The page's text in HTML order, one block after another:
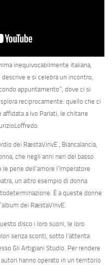
inequivocabilmente italiana,
e si celebra un incontro,
appuntamento”, dove ci si
reciprocamente: quello che ci
affidata a Ivo Parlati , le chitarre
Loffredo
dei RæstaVinvE , Biancalancia,
che negli anni neri del basso
pene dell’amore l’Imperatore
un altro esempio di donna
È a queste donne
dei RæstaVinvE.
disco i loro suoni, le loro
senza sconti, sotto l’attenta
Gli Artigiani Studio. Per rendere
hanno operato in un territorio